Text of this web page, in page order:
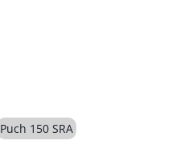
Puch 150 SRA